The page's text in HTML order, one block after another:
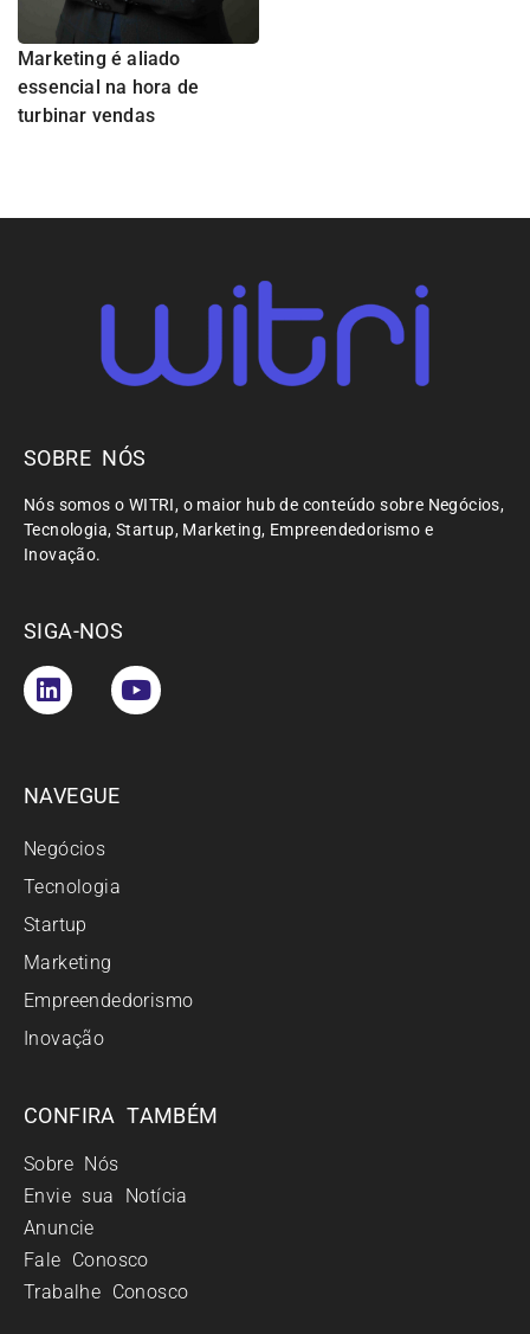
Marketing é aliado
essencial na hora de
turbinar vendas
SOBRE NÓS
Nós somos o WITRI, o maior hub de conteúdo sobre Negócios,
Tecnologia, Startup, Marketing, Empreendedorismo e
Inovação.
SIGA-NOS
NAVEGUE
Negócios
Tecnologia
Startup
Marketing
Empreendedorismo
Inovação
CONFIRA TAMBÉM
Sobre Nós
Envie sua Notícia
Anuncie
Fale Conosco
Trabalhe Conosco